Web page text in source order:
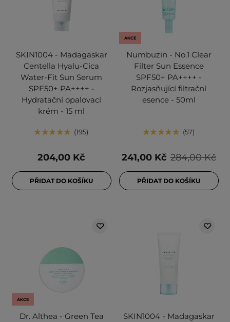
SKIN1004 - Madagaskar
Centella Hyalu-Cica
Water-Fit Sun Serum
SPF50+ PA++++ -
Hydratační opalovací
krém - 15 ml
195
204,00 Kč
PŘIDAT DO KOŠÍKU
AKCE
Numbuzin - No.1 Clear
Filter Sun Essence
SPF50+ PA++++ -
Rozjasňující filtrační
esence - 50ml
57
284,00 Kč
241,00 Kč
PŘIDAT DO KOŠÍKU
AKCE
Dr. Althea - Green Tea
SKIN1004 - Madagaskar